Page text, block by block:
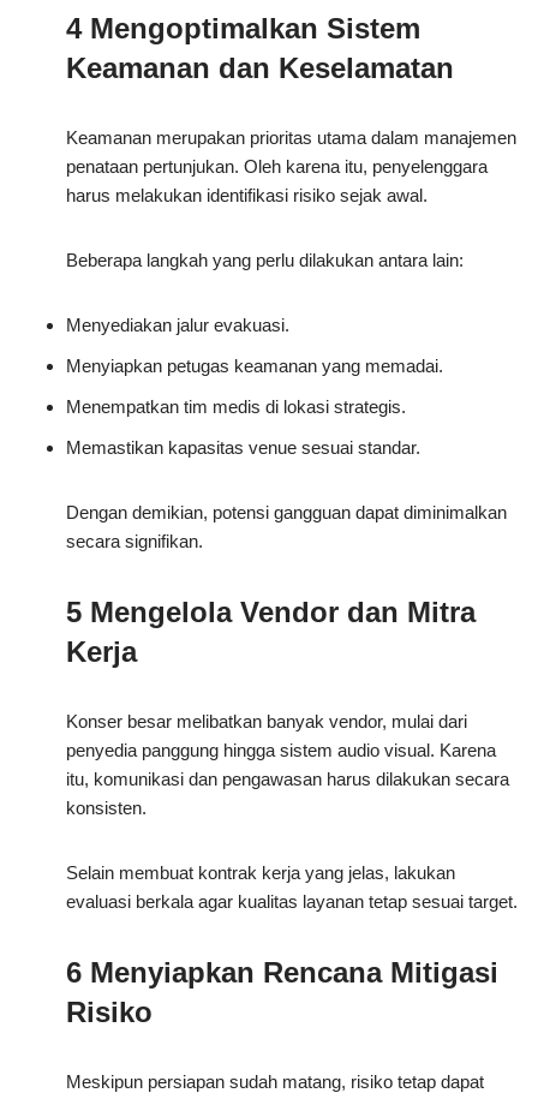
4 Mengoptimalkan Sistem
Keamanan dan Keselamatan
Keamanan merupakan prioritas utama dalam manajemen
penataan pertunjukan. Oleh karena itu, penyelenggara
harus melakukan identifikasi risiko sejak awal.
Beberapa langkah yang perlu dilakukan antara lain:
Menyediakan jalur evakuasi.
Menyiapkan petugas keamanan yang memadai.
Menempatkan tim medis di lokasi strategis.
Memastikan kapasitas venue sesuai standar.
Dengan demikian, potensi gangguan dapat diminimalkan
secara signifikan.
5 Mengelola Vendor dan Mitra
Kerja
Konser besar melibatkan banyak vendor, mulai dari
penyedia panggung hingga sistem audio visual. Karena
itu, komunikasi dan pengawasan harus dilakukan secara
konsisten.
Selain membuat kontrak kerja yang jelas, lakukan
evaluasi berkala agar kualitas layanan tetap sesuai target.
6 Menyiapkan Rencana Mitigasi
Risiko
Meskipun persiapan sudah matang, risiko tetap dapat